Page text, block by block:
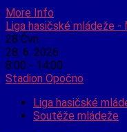
More Info
Liga hasičské mládeže -
28 Čvn
28. 6. 2026
8:00 - 14:00
Stadion Opočno
Liga hasičské
Soutěže mládeže